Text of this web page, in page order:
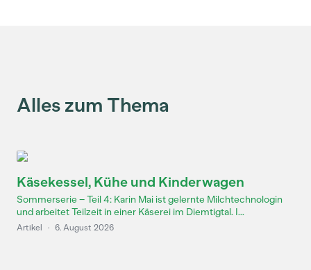
Alles zum Thema
Käsekessel, Kühe und Kinderwagen
Sommerserie – Teil 4: Karin Mai ist gelernte Milchtechnologin
und arbeitet Teilzeit in einer Käserei im Diemtigtal. I...
Artikel · 6. August 2026